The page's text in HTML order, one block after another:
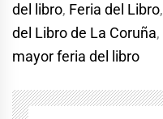
del libro, Feria del Libro,
del Libro de La Coruña,
mayor feria del libro